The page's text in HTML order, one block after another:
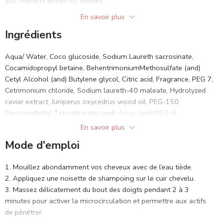
protège vos cheveux des agressions extérieures, pour une
chevelure éclatante de santé.
Pour des résultats optimaux, il est conseillé de l’utiliser en
maximiser l’hydratation et la régénération de vos cheveux.
Ensemble, ces produits offrent un soin complet qui laisse vos
cheveux nourris, forts et brillants !
Je renforce la structure interne du cheveu, le rendant plus
résistant, moins cassant et plus souple à chaque lavage.
En savoir plus
Ingrédients
Aqua/ Water, Coco glucoside, Sodium Laureth sacrosinate,
Cocamidopropyl betaine, BehentrimoniumMethosulfate (and)
Cetyl Alcohol (and) Butylene glycol, Citric acid, Fragrance, PEG 7,
Cetrimonium chloride, Sodium laureth-40 maleate, Hydrolyzed
caviar extract, Juniperus oxycedrus wood oil, PEG-150
Pentaerythrityl Tetrastearate (and) Aqua (and) PEG-6
Caprylic/Capric Glycerides, PPG- 3 Benzyl ether myristate,
En savoir plus
Mode d'emploi
Mouillez abondamment vos cheveux avec de l’eau tiède.
Appliquez une noisette de shampoing sur le cuir chevelu.
Massez délicatement du bout des doigts pendant 2 à 3
minutes pour activer la microcirculation et permettre aux actifs
de pénétrer.